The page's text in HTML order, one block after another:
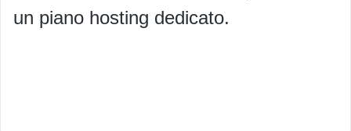
un piano hosting dedicato.